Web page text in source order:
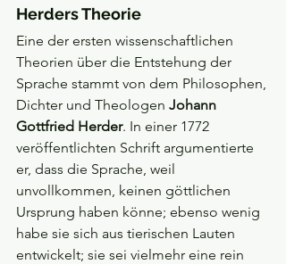
Herders Theorie
Eine der ersten wissenschaftlichen
Theorien über die Entstehung der
Sprache stammt von dem Philosophen,
Dichter und Theologen Johann
Gottfried Herder. In einer 1772
veröffentlichten Schrift argumentierte
er, dass die Sprache, weil
unvollkommen, keinen göttlichen
Ursprung haben könne; ebenso wenig
habe sie sich aus tierischen Lauten
entwickelt; sie sei vielmehr eine rein